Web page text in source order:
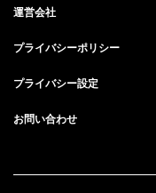
運営会社
プライバシーポリシー
プライバシー設定
お問い合わせ